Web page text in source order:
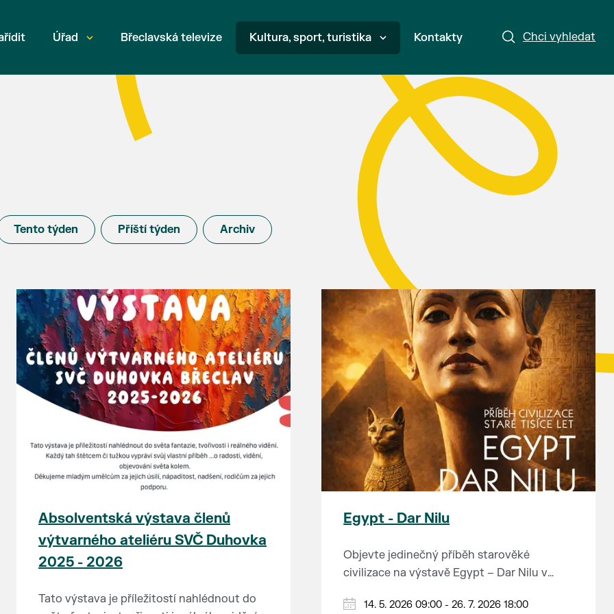
Chci vyhledat
Úřad Břeclavská televize Kultura, sport, turistika Kontakty
Tento týden Příští týden Archiv
Absolventská výstava členů
výtvarného ateliéru SVČ Duhovka
2025 - 2026
Tato výstava je příležitostí nahlédnout do
Egypt - Dar Nilu
Objevte jedinečný příběh starověké
civilizace na výstavě Egypt – Dar Nilu v
Výstava představuje umění starého Egypta,
14. 5. 2026 09:00 - 26. 7. 2026 18:00